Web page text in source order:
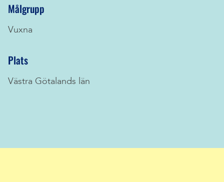
Målgrupp
Vuxna
Plats
Västra Götalands län